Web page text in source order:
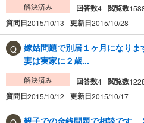
解決済み 回答数4 閲覧数
質問日2015/10/13 更新日2015/10/28
嫁姑問題で別居１ヶ月になりま
妻は実家に２歳...
解決済み 回答数4 閲覧数
質問日2015/10/12 更新日2015/10/17
親子での金銭問題で相談です